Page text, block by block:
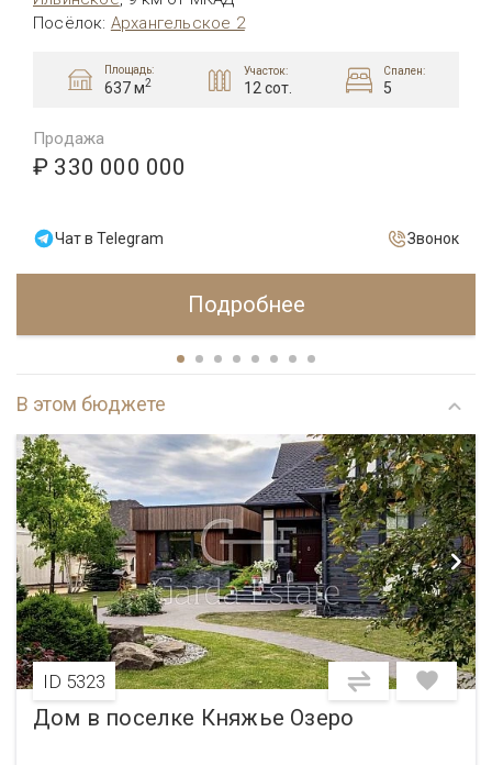
Посёлок: Архангельское 2
Площадь:
637 м2
Участок:
12 сот.
Спален:
5
Продажа
₽ 330 000 000
Чат в Telegram Звонок
Подробнее
В этом бюджете
ID 5323
Дом в поселке Княжье Озеро